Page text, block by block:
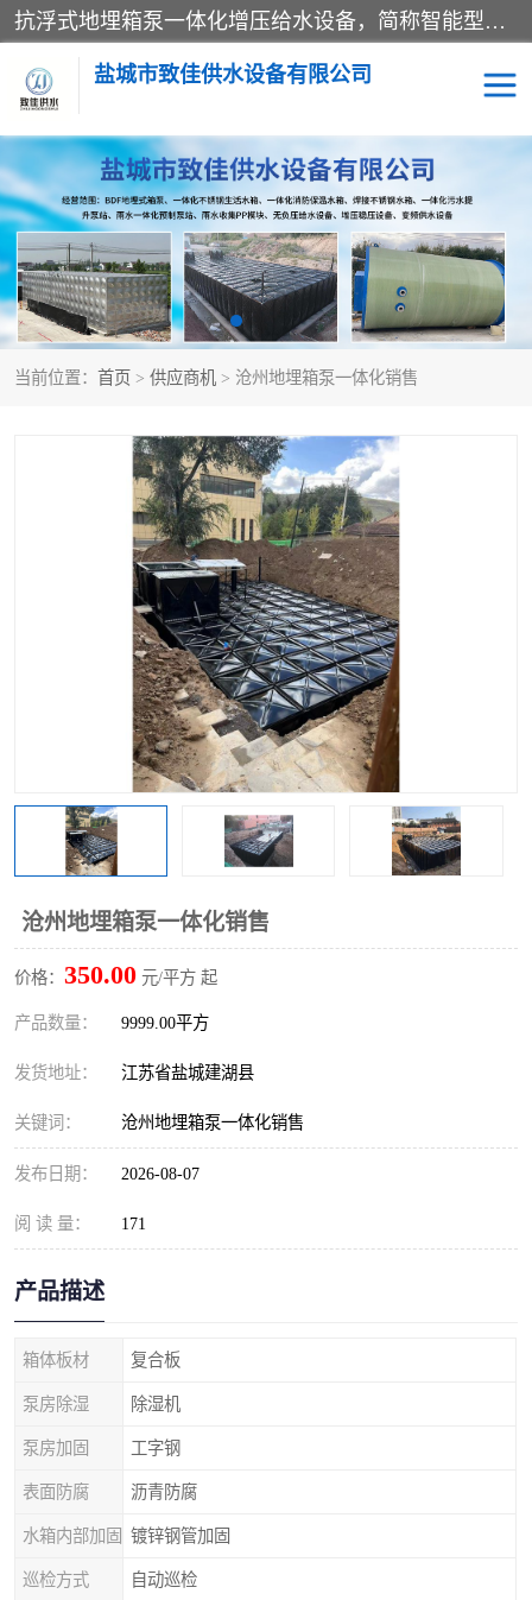
抗浮式地埋箱泵一体化增压给水设备，简称智能型泵站。它由由水泵机组、消防水箱、泵房三大部分组成，其抗浮效果好，因为设计时通过将底板与箱体联在一起，箱体重量抵消了地下水浮力。系统维护好，内部拉筋、泵站、管道，喷淋等各部运行正堂，无一损坏；结构更牢固。
盐城市致佳供水设备有限公司
当前位置： 首页 > 供应商机 > 沧州地埋箱泵一体化销售
沧州地埋箱泵一体化销售
价格： 350.00 元/平方 起
产品数量： 9999.00平方
发货地址： 江苏省盐城建湖县
关键词： 沧州地埋箱泵一体化销售
发布日期： 2026-08-07
阅 读 量： 171
产品描述
箱体板材 复合板
泵房除湿 除湿机
泵房加固 工字钢
表面防腐 沥青防腐
水箱内部加固 镀锌钢管加固
巡检方式 自动巡检
消防一体化水箱 地埋箱泵一体化
一体化污水泵站